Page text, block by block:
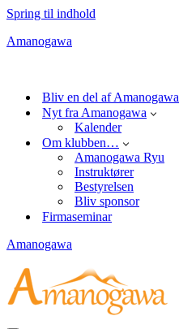
Spring til indhold
Amanogawa
Bliv en del af Amanogawa
Nyt fra Amanogawa
Kalender
Om klubben…
Amanogawa Ryu
Instruktører
Bestyrelsen
Bliv sponsor
Firmaseminar
Amanogawa